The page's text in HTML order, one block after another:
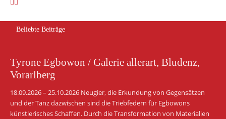
Beliebte Beiträge
Tyrone Egbowon / Galerie allerart, Bludenz,
Vorarlberg
18.09.2026 – 25.10.2026 Neugier, die Erkundung von Gegensätzen
und der Tanz dazwischen sind die Triebfedern für Egbowons
künstlerisches Schaffen. Durch die Transformation von Materialien